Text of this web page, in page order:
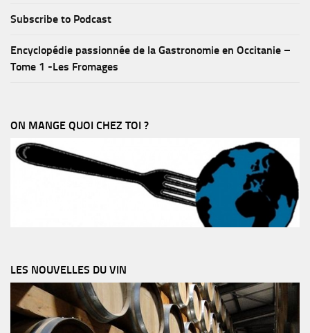
Subscribe to Podcast
Encyclopédie passionnée de la Gastronomie en Occitanie –
Tome 1 -Les Fromages
ON MANGE QUOI CHEZ TOI ?
LES NOUVELLES DU VIN